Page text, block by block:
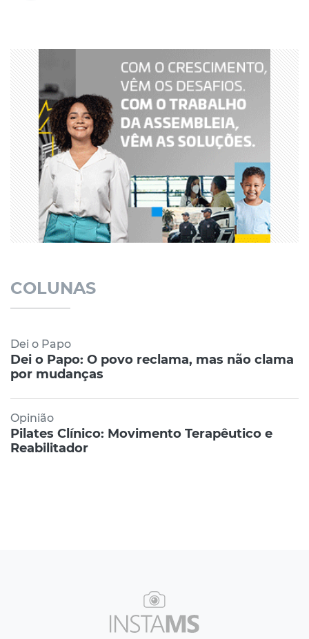
COLUNAS
Dei o Papo
Dei o Papo: O povo reclama, mas não clama
por mudanças
Opinião
Pilates Clínico: Movimento Terapêutico e
Reabilitador